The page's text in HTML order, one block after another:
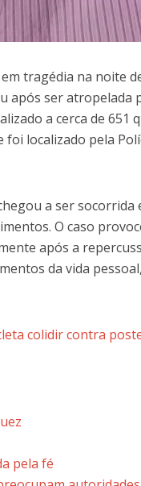
tragédia na noite
após ser
a cerca de 651
localizado pela
a ser
O caso
após a
da vida
colidir contra
pela fé